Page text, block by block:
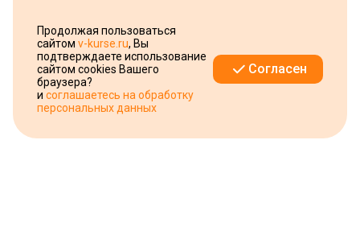
Продолжая пользоваться
сайтом v-kurse.ru, Вы
подтверждаете использование
сайтом cookies Вашего
браузера?
и соглашаетесь на обработку
персональных данных
Согласен